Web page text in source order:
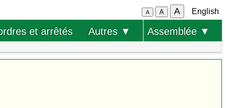
A A A English
et arrêtés Autres ▼ Assemblée ▼